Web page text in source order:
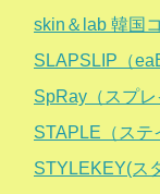
skin＆lab 韓国
SLAPSLIP（
SpRay（スプ
STAPLE（ステ
STYLEKEY(ス